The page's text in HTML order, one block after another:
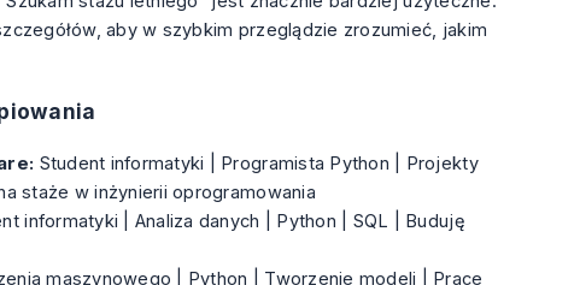
aby w szybkim przeglądzie zrozumieć, jakim
Student informatyki | Programista Python | Projekty
staże w inżynierii oprogramowania
informatyki | Analiza danych | Python | SQL | Buduję
maszynowego | Python | Tworzenie modeli | Prace